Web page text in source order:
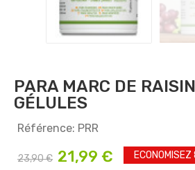
PARA MARC DE
GÉLULES
Référence: PRR
23,90 € 21,99 € ECONOMISEZ